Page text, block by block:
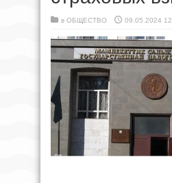
в ОБЩЕСТВО 09.05.2024